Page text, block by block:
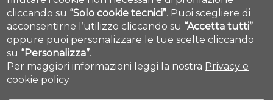
Journal of Paleopathology
Proposte didattiche A.S. 2020-2021
Cookie settings
I Cicli dell'Arte
cliccando su “Solo cookie tecnici”. Puoi scegliere di
acconsentirne l’utilizzo cliccando su “Accetta tutti”
oppure puoi personalizzare le tue scelte cliccando
su “Personalizza”.
Per maggiori informazioni leggi la nostra Privacy e
cookie policy